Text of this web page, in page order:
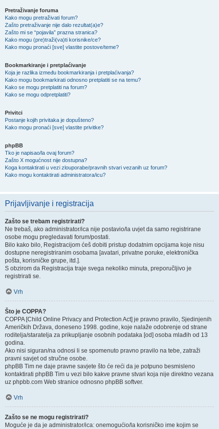
Pretraživanje foruma
Kako mogu pretraživati forum?
Zašto pretraživanje nije dalo rezultat(a)e?
Zašto mi se “pojavila” prazna stranica?
Kako mogu (pre)traži(va)ti korisnike/ce?
Kako mogu pronaći [sve] vlastite postove/teme?
Bookmarkiranje i pretplaćivanje
Koja je razlika između bookmarkiranja i pretplaćivanja?
Kako mogu bookmarkirati odnosno pretplatiti se na temu?
Kako se mogu pretplatiti na forum?
Kako se mogu odpretplatiti?
Privitci
Postanje kojih privitaka je dopušteno?
Kako mogu pronaći [sve] vlastite privitke?
phpBB
Tko je napisao/la ovaj forum?
Zašto X mogućnost nije dostupna?
Koga kontaktirati u vezi zlouporabe/pravnih stvari vezanih uz forum?
Kako mogu kontaktirati administratora/icu?
Prijavljivanje i registracija
Zašto se trebam registrirati?
Ne trebaš, ako administrator/ica nije postavio/la uvjet da samo registrirane
osobe mogu pregledavati forum/postati.
Bilo kako bilo, Registracijom ćeš dobiti pristup dodatnim opcijama koje nisu
dostupne neregistriranim osobama [avatari, privatne poruke, elektronička
pošta, korisničke grupe, itd.].
S obzirom da Registracija traje svega nekoliko minuta, preporučljivo je
registrirati se.
Vrh
Što je COPPA?
COPPA [Child Online Privacy and Protection Act] je pravno pravilo, Sjedinjenih
Američkih Država, doneseno 1998. godine, koje nalaže odobrenje od strane
roditelja/staratelja za prikupljanje osobnih podataka [od] osoba mlađih od 13
godina.
Ako nisi siguran/na odnosi li se spomenuto pravno pravilo na tebe, zatraži
pravni savjet od stručne osobe.
phpBB Tim ne daje pravne savjete što će reći da je potpuno besmisleno
kontaktirati phpBB Tim u vezi bilo kakve pravne stvari koja nije direktno vezana
uz phpbb.com Web stranice odnosno phpBB softver.
Vrh
Zašto se ne mogu registrirati?
Moguće je da je administrator/ica: onemogućio/la korisničko ime kojim se